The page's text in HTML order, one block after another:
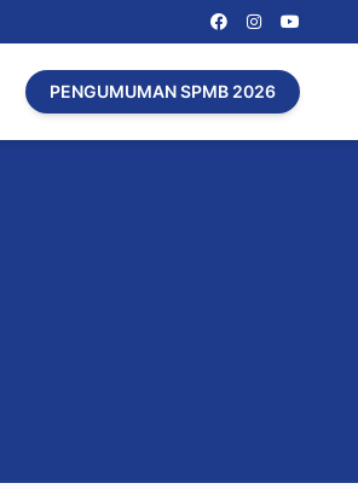
PENGUMUMAN SPMB 2026